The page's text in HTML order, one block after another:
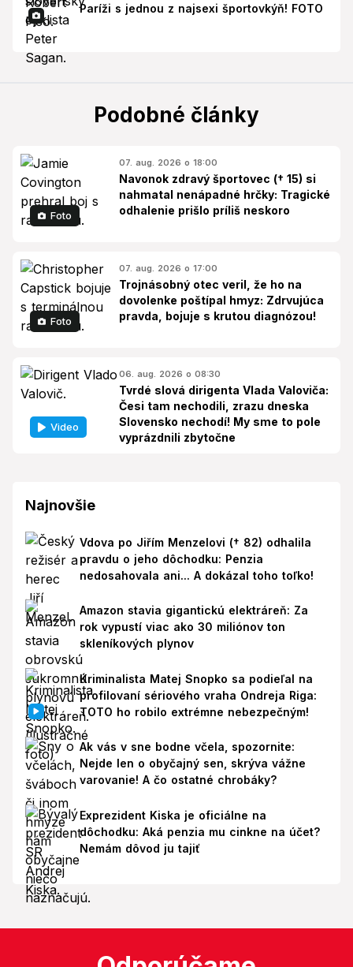
Paríži s jednou z najsexi športovkýň! FOTO
Podobné články
Foto
07. aug. 2026 o 18:00
Navonok zdravý športovec († 15) si
nahmatal nenápadné hrčky: Tragické
odhalenie prišlo príliš neskoro
Foto
07. aug. 2026 o 17:00
Trojnásobný otec veril, že ho na
dovolenke poštípal hmyz: Zdrvujúca
pravda, bojuje s krutou diagnózou!
Video
06. aug. 2026 o 08:30
Tvrdé slová dirigenta Vlada Valoviča:
Česi tam nechodili, zrazu dneska
Slovensko nechodí! My sme to pole
vyprázdnili zbytočne
Najnovšie
Vdova po Jiřím Menzelovi († 82) odhalila
pravdu o jeho dôchodku: Penzia
nedosahovala ani... A dokázal toho toľko!
Amazon stavia gigantickú elektráreň: Za
rok vypustí viac ako 30 miliónov ton
skleníkových plynov
Kriminalista Matej Snopko sa podieľal na
profilovaní sériového vraha Ondreja Riga:
TOTO ho robilo extrémne nebezpečným!
Ak vás v sne bodne včela, spozornite:
Nejde len o obyčajný sen, skrýva vážne
varovanie! A čo ostatné chrobáky?
Exprezident Kiska je oficiálne na
dôchodku: Aká penzia mu cinkne na účet?
Nemám dôvod ju tajiť